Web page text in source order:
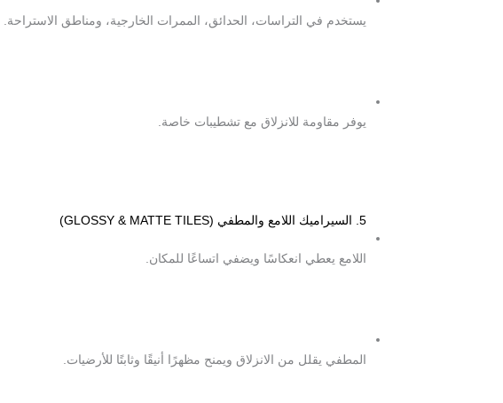
يستخدم في التراسات، الحدائق، الممرات الخارجية، ومناطق الاستراحة.
يوفر مقاومة للانزلاق مع تشطيبات خاصة.
5. السيراميك اللامع والمطفي (GLOSSY & MATTE TILES)
اللامع يعطي انعكاسًا ويضفي اتساعًا للمكان.
المطفي يقلل من الانزلاق ويمنح مظهرًا أنيقًا وثابتًا للأرضيات.